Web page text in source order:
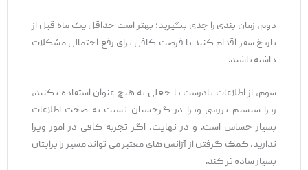
دوم، زمان ‌بندی را جدی بگیرید؛ بهتر است حداقل یک ماه قبل از
تاریخ سفر اقدام کنید تا فرصت کافی برای رفع احتمالی مشکلات
داشته باشید.
سوم، از اطلاعات نادرست یا جعلی به هیچ عنوان استفاده نکنید،
زیرا سیستم بررسی ویزا در گرجستان نسبت به صحت اطلاعات
بسیار حساس است. و در نهایت، اگر تجربه کافی در امور ویزا
ندارید، کمک گرفتن از آژانس‌ های معتبر می ‌تواند مسیر را برایتان
بسیار ساده‌ تر کند.